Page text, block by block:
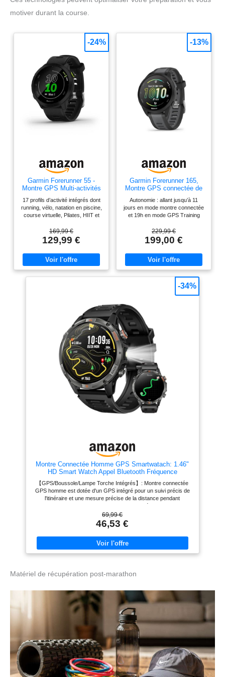
motiver durant la course.
Garmin Forerunner 55 -
Montre GPS Multi-activités
d’Entrainement Coach et
Cardio au Poignet – Noir -
Boîtier 42 mm
17 profils d’activité intégrés dont
running, vélo, natation en piscine,
course virtuelle, Pilates, HIIT et
Suggestion d’entrainements
quotidiens prenant en compte le
niveau de forme physique. Plans
d’entrainement gratuits pour
préparer un 5km, un 10km ou un
semi-marathon.
GPS/Glonass/Galileo : permet de
Accéléromètre intégré. Fonctions
PacePro, Finish Time et temps
de récupération pour une gestion
parfaite de l’effort. Taille
d'affichage: 1.04 pouces
Composants inclus: Forerunner
55, câble de chargement,
documentation
169,99 €
129,99 €
-24%
Garmin Forerunner 165,
Montre GPS connectée de
Autonomie : allant jusqu’à 11
jours en mode montre connectée
et 19h en mode GPS Training
comprendre les bénéfices de
votre entraînement sur votre
forme physique Atteignez vos
objectifs avec des suggestions
personnalisées d’entraînement
qui s’adaptent à vos
performances et vos besoins de
récupération Multisports : plus de
25 profils d’activité intégrés dont
piste, le vélo, HIIT, la natation en
piscine et en eau libre… Suivi
santé : fréquence cardiaque,
détection de sieste, score de
sommeil, rapport matinal, Body
Battery et niveau de stress…
Fonctions connectées : Garmin
Pay, suivi des appels et SMS,
météo, LiveTrack, détection
d’incident et assistance… Boîtier
43 mm et bracelet Quick-
Release 20 mm Compatible IOS
et Android
229,99 €
199,00 €
-13%
Montre Connectée Homme GPS Smartwatach: 1.46"
HD Smart Watch Appel Bluetooth Fréquence
Cardiaque SpO2 580mAh Batterie 100+ Modes
Sportifs IP68 Etanche Surveillance Santé Torche LED
pour iOS e Android
【GPS/Boussole/Lampe Torche Intégrés】: Montre connectée
GPS homme est dotée d'un GPS intégré pour un suivi précis de
l'itinéraire et une mesure précise de la distance pendant
l'exercice. La boussole de la montre connectée homme facilite
l'orientation lors des activités de plein air. La lampe torche de la
montre connectee fournit un éclairage intense d'une simple
pression, vous permettant d'éclairer rapidement le chemin devant
vous ou d'inspecter votre équipement pendant une utilisation
nocturne. 【100+ Modes Sportifs/Protection de Qualité Militaire】:
cette montre connectée homme sport offre plus de 100 modes
fitness. La technologie de protection de qualité militaire garantit
d'autres environnements humides pendant les entraînements.
【Surveillance Complète de la Santé】: cette montre connecter
pour homme intègre un capteur optique de haute précision pour
une surveillance 24 heures sur 24 de la fréquence cardiaque et
surveillance de la tension artérielle. La montre connecté homme
surveille automatiquement le sommeil nocturne et enregistre les
données afin d'analyser la qualité du sommeil. Les mesures de
santé sont synchronisées avec l'application Glory Fit, ce qui
permet d'avoir une vue d'ensemble de votre bien-être. 【Écran
circulaire de 1,46 pouce】: Montre connectée homme iphone de
qualité militaire est dotée d'un écran IPS HD de 1,46 pouce au
69,99 €
46,53 €
-34%
Matériel de récupération post-marathon